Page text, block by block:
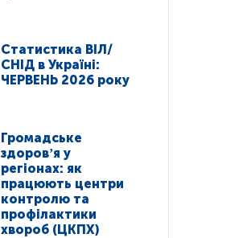
Статистика ВІЛ/
СНІД в Україні:
ЧЕРВЕНЬ 2026 року
Громадське
здоровʼя у
регіонах: як
працюють центри
контролю та
профілактики
хвороб (ЦКПХ)